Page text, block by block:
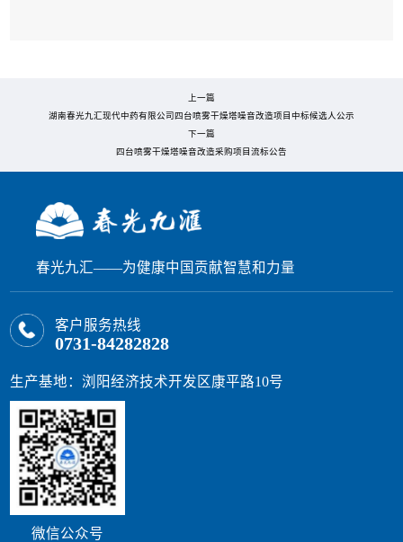
上一篇
湖南春光九汇现代中药有限公司四台喷雾干燥塔噪音改造项目中标候选人公示
下一篇
四台喷雾干燥塔噪音改造采购项目流标公告
春光九汇——为健康中国贡献智慧和力量
客户服务热线
0731-84282828
生产基地：浏阳经济技术开发区康平路10号
微信公众号